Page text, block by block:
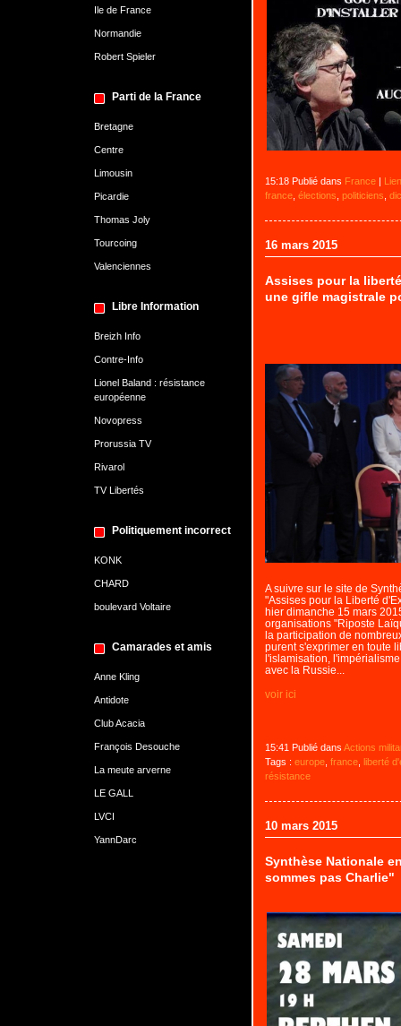
Ile de France
Normandie
Robert Spieler
Parti de la France
Bretagne
Centre
Limousin
Picardie
Thomas Joly
Tourcoing
Valenciennes
Libre Information
Breizh Info
Contre-Info
Lionel Baland : résistance
européenne
Novopress
Prorussia TV
Rivarol
TV Libertés
Politiquement incorrect
KONK
CHARD
boulevard Voltaire
Camarades et amis
Anne Kling
Antidote
Club Acacia
François Desouche
La meute arverne
LE GALL
LVCI
YannDarc
15:18 Publié dans France|
france, élections, politiciens,
16 mars 2015
Assises pour la
une gifle magistrale
A suivre sur le site de
"Assises pour la Liberté
hier dimanche 15 mars
organisations "Riposte
la participation de
purent s'exprimer en toute
l'islamisation,
avec la Russie...
voir ici
15:41 Publié dans Actions
Tags : europe, france, liberté
résistance
10 mars 2015
Synthèse Nationale
sommes pas Charlie"